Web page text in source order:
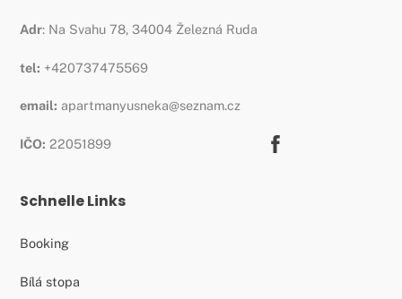
Adr: Na Svahu 78, 34004 Železná Ruda
tel: +420737475569
email: apartmanyusneka@seznam.cz
IČO: 22051899
Schnelle Links
Booking
Bílá stopa